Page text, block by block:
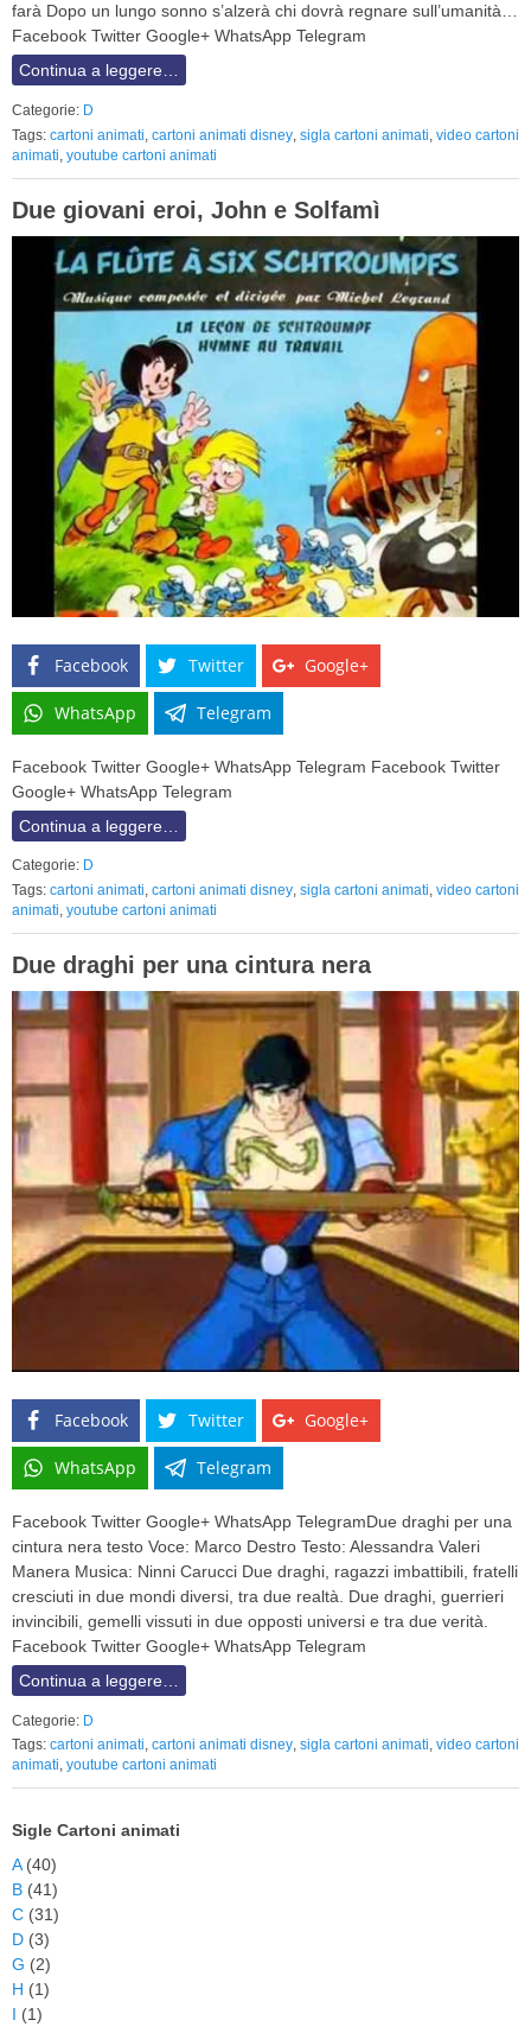
farà Dopo un lungo sonno s’alzerà chi dovrà regnare sull’umanità…
Facebook Twitter Google+ WhatsApp Telegram
Continua a leggere…
Categorie:
D
Tags: cartoni animati cartoni animati disney sigla cartoni animati video cartoni
animati youtube cartoni animati
Due giovani eroi, John e Solfamì
Facebook Twitter Google+
WhatsApp Telegram
Facebook Twitter Google+ WhatsApp Telegram Facebook Twitter
Google+ WhatsApp Telegram
Continua a leggere…
Categorie: D
Tags: cartoni animati cartoni animati disney sigla cartoni animati video cartoni
animati youtube cartoni animati
Due draghi per una cintura nera
Facebook Twitter Google+
WhatsApp Telegram
Facebook Twitter Google+ WhatsApp TelegramDue draghi per una
cintura nera testo Voce: Marco Destro Testo: Alessandra Valeri
Manera Musica: Ninni Carucci Due draghi, ragazzi imbattibili, fratelli
cresciuti in due mondi diversi, tra due realtà. Due draghi, guerrieri
invincibili, gemelli vissuti in due opposti universi e tra due verità.
Facebook Twitter Google+ WhatsApp Telegram
Continua a leggere…
Categorie: D
Tags: cartoni animati cartoni animati disney sigla cartoni animati video cartoni
animati youtube cartoni animati
Sigle Cartoni animati
A(40)
B (41)
C (31)
D (3)
G (2)
H (1)
I (1)